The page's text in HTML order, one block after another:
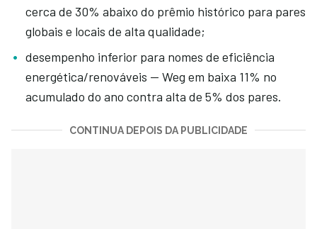
cerca de 30% abaixo do prêmio histórico para pares
globais e locais de alta qualidade;
desempenho inferior para nomes de eficiência
energética/renováveis ​​— Weg em baixa 11% no
acumulado do ano contra alta de 5% dos pares.
CONTINUA DEPOIS DA PUBLICIDADE